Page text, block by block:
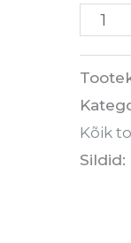
Kõik
Sildid: